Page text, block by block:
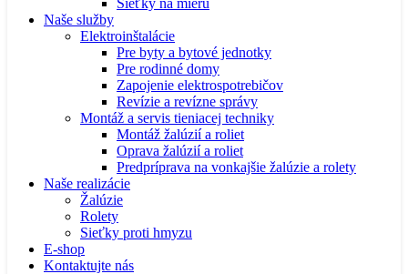
Sieťky na mieru
Naše služby
Elektroinštalácie
Pre byty a bytové jednotky
Pre rodinné domy
Zapojenie elektrospotrebičov
Revízie a revízne správy
Montáž a servis tieniacej techniky
Montáž žalúzií a roliet
Oprava žalúzií a roliet
Predpríprava na vonkajšie žalúzie a rolety
Naše realizácie
Žalúzie
Rolety
Sieťky proti hmyzu
E-shop
Kontaktujte nás